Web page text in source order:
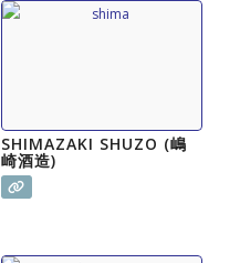
SHIMAZAKI SHUZO (嶋
崎酒造)